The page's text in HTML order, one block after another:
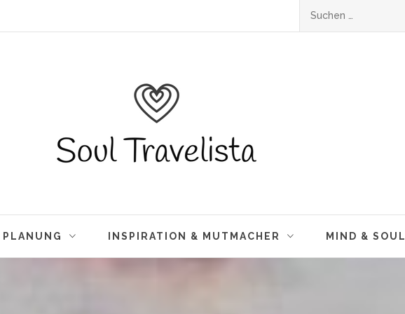
Suchen
Soul Travelista
INSPIRATION & MUTMACHER MIND & SOUL